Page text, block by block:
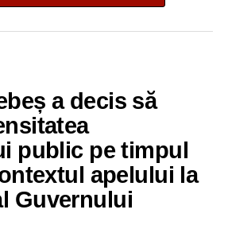
a decis să
public pe timpul
apelului la
Guvernului